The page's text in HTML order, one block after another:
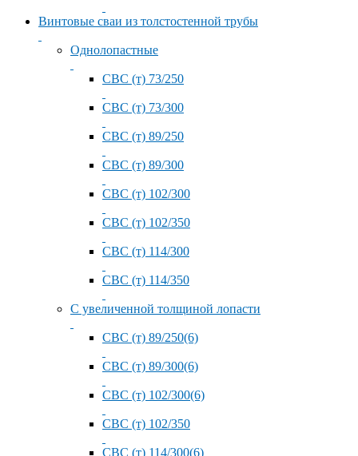
Винтовые сваи из толстостенной трубы
Однолопастные
СВС (т) 73/250
СВС (т) 73/300
СВС (т) 89/250
СВС (т) 89/300
СВС (т) 102/300
СВС (т) 102/350
СВС (т) 114/300
СВС (т) 114/350
С увеличенной толщиной лопасти
СВС (т) 89/250(6)
СВС (т) 89/300(6)
СВС (т) 102/300(6)
СВС (т) 102/350
СВС (т) 114/300(6)